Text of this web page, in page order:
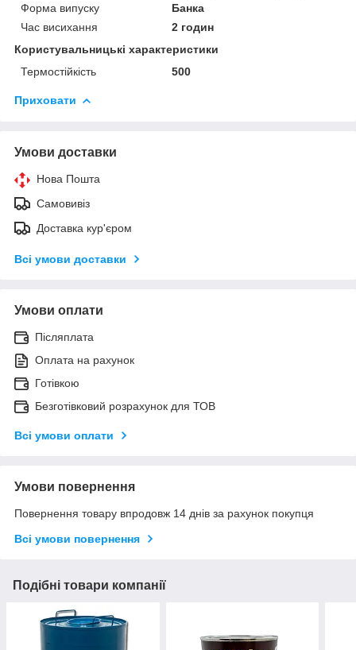
Форма випуску
Банка
Час висихання
2 годин
Користувальницькі характеристики
Термостійкість
500
Приховати
Умови доставки
Нова Пошта
Самовивіз
Доставка кур'єром
Всі умови доставки
Умови оплати
Післяплата
Оплата на рахунок
Готівкою
Безготівковий розрахунок для ТОВ
Всі умови оплати
Умови повернення
Повернення товару впродовж 14 днів за рахунок покупця
Всі умови повернення
Подібні товари компанії